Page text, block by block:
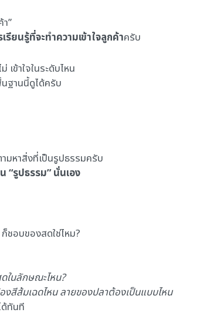
”
เรียนรู้ที่จะทำความเข้าใจลูกค้าครับ
ข้าใจในระดับไหน
ฐานนี้ดูได้ครับ
หาสิ่งที่เป็นรูปธรรมครับ
“รูปธรรม” นั่นเอง
อบของสดใช่ไหม?
นลักษณะไหน?
สีส้มเฉดไหน ลายของปลาต้องเป็นแบบไหน
ด้ทันที